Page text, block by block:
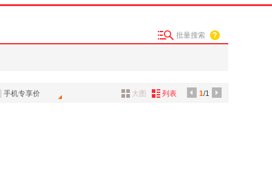
批量搜索
手机专享价 1/1
大图 列表